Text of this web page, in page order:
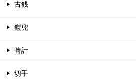
古銭
鎧兜
時計
切手